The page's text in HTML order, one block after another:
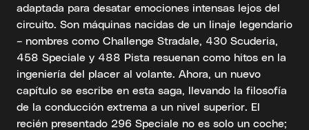
adaptada para desatar emociones intensas lejos del
circuito. Son máquinas nacidas de un linaje legendario
– nombres como Challenge Stradale, 430 Scuderia,
458 Speciale y 488 Pista resuenan como hitos en la
ingeniería del placer al volante. Ahora, un nuevo
capítulo se escribe en esta saga, llevando la filosofía
de la conducción extrema a un nivel superior. El
recién presentado 296 Speciale no es solo un coche;